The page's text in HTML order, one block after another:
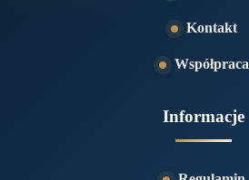
Kontakt
Współpraca
Informacje